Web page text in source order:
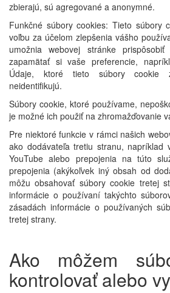
zbierajú, sú agregované a anonymné.
Funkčné súbory cookies: Tieto súbory
voľbu za účelom zlepšenia vášho
umožnia webovej stránke
zapamätať si vaše preferencie,
Údaje, ktoré tieto súbory cookie
neidentifikujú.
Súbory cookie, ktoré používame,
je možné ich použiť na zhromažďovanie
Pre niektoré funkcie v rámci našich
ako dodávateľa tretiu stranu, napríklad
YouTube alebo prepojenia na túto
prepojenia (akýkoľvek iný obsah od
môžu obsahovať súbory cookie tretej
informácie o používaní takýchto
zásadách informácie o používaných
tretej strany.
Ako môžem
kontrolovať alebo